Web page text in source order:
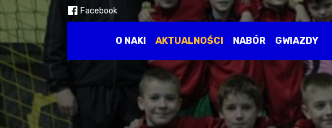
Facebook
O NAKI AKTUALNOŚCI NABÓR GWIAZDY